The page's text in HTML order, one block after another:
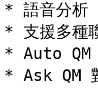
* 語音分析
* 支援多種
* Auto QM
* Ask QM